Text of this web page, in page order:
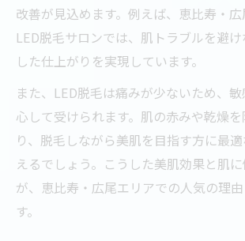
改善が見込めます。例えば、恵比寿・
LED脱毛サロンでは、肌トラブルを避
した仕上がりを実現しています。
また、LED脱毛は痛みが少ないため、
心して受けられます。肌の赤みや乾燥
り、脱毛しながら美肌を目指す方に最
えるでしょう。こうした美肌効果と肌
が、恵比寿・広尾エリアでの人気の理
す。